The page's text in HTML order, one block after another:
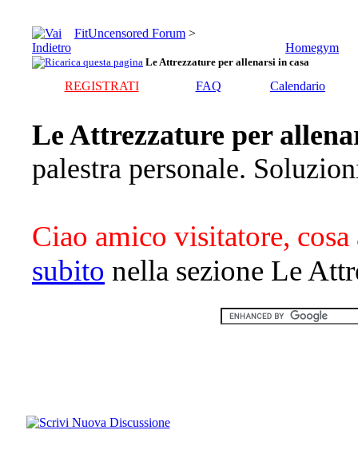
FitUncensored Forum >
Homegym
Le Attrezzature per allenarsi in casa
REGISTRATI FAQ Calendario
Le Attrezzature per
palestra personale.
Ciao amico visitatore, cosa
subito nella sezione Le